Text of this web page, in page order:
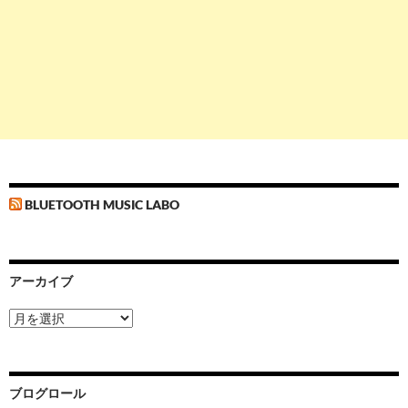
BLUETOOTH MUSIC LABO
アーカイブ
ア
ー
ブ
ブログロール